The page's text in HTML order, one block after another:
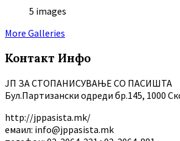
5 images
More Galleries
Контакт Инфо
ЈП ЗА СТОПАНИСУВАЊЕ СО ПАСИШТА
Бул.Партизански oдреди бр.145, 1000
http://jppasista.mk/
емаил: info@jppasista.mk